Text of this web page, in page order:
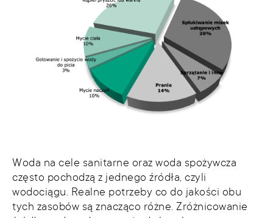
Woda na cele sanitarne oraz woda spożywcza
często pochodzą z jednego źródła, czyli
wodociągu. Realne potrzeby co do jakości obu
tych zasobów są znacząco różne. Zróżnicowanie